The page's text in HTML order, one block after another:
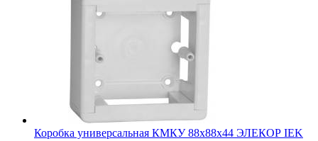
Коробка универсальная КМКУ 88х88х44 ЭЛЕКОР IEK